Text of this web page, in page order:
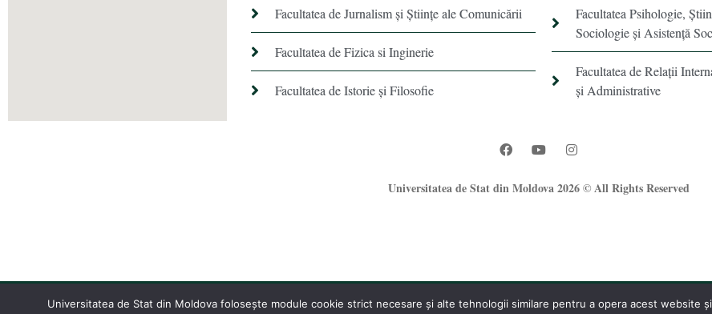
Facultatea de Jurnalism şi Ştiinţe ale Comunicării
Facultatea de Fizica si Inginerie
Facultatea de Istorie şi Filosofie
Facultatea Psihologie,
Sociologie și Asistență
Facultatea de Relaţii
şi Administrative
Universitatea de Stat din Moldova 2026 © All Rights Reserved
Universitatea de Stat din Moldova folosește module cookie strict necesare și alte tehnologii similare pentru a opera acest website